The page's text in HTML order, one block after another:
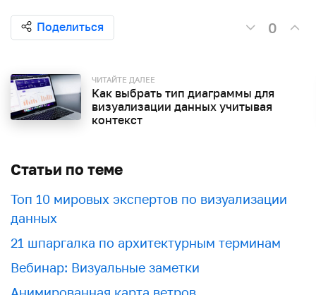
Поделиться 0
ЧИТАЙТЕ ДАЛЕЕ
Как выбрать тип диаграммы для
визуализации данных учитывая
контекст
Статьи по теме
Топ 10 мировых экспертов по визуализации
данных
21 шпаргалка по архитектурным терминам
Вебинар: Визуальные заметки